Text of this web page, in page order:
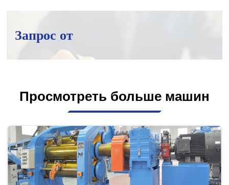
Запрос от
Просмотреть больше машин